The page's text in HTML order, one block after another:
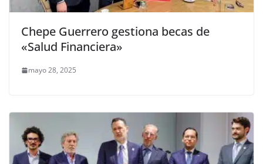
Chepe Guerrero gestiona becas de
«Salud Financiera»
mayo 28, 2025